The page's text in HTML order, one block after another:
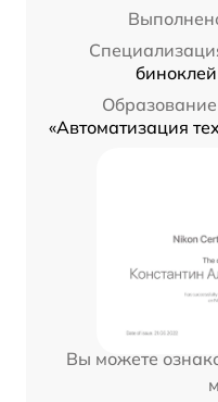
«Автоматизация
Вы можете